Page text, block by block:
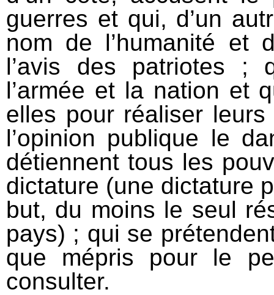
guerres et qui, d’un
nom de l’humanité et
l’avis des patriotes ;
l’armée et la nation et
elles pour réaliser
l’opinion publique le
détiennent tous les
dictature (une dictature
but, du moins le seul
pays) ; qui se
que mépris pour le
consulter.